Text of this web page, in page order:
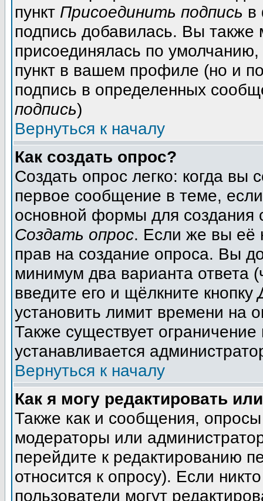
пункт Присоединить подпись в
подпись добавилась. Вы также
присоединялась по
пункт в вашем профиле (но и
подпись в определенных
подпись)
Вернуться к началу
Как создать опрос?
Создать опрос легко: когда вы
первое сообщение в теме,
основной формы для
Создать опрос. Если же вы её
прав на создание опроса. Вы
минимум два варианта ответа
введите его и щёлкните кнопку
установить лимит времени на
Также существует
устанавливается
Вернуться к началу
Как я могу редактировать
Также как и сообщения, опросы
модераторы или
перейдите к редактированию
относится к опросу). Если
пользователи могут